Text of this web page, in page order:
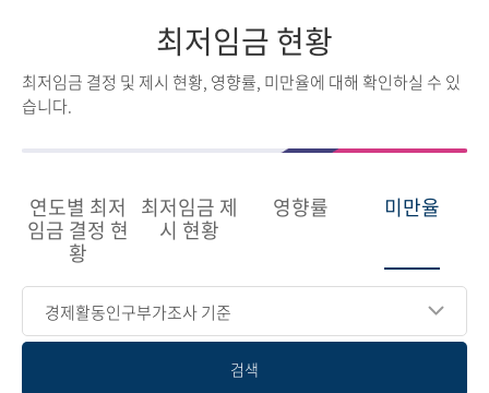
최저임금 현황
최저임금 결정 및 제시 현황, 영향률, 미만율에 대해 확인하실 수 있
습니다.
연도별 최저
임금 결정 현
황
최저임금 제
시 현황
영향률 미만율
경제활동인구부가조사 기준
검색